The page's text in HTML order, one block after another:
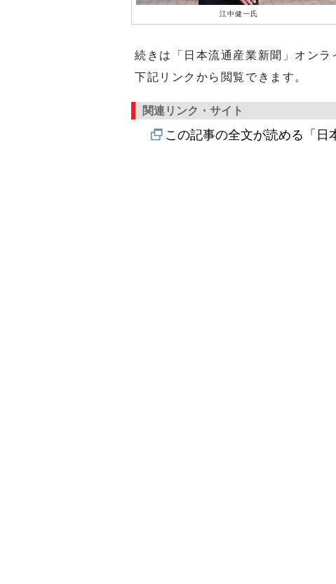
江中健一氏
続きは「日本流通産業新聞」オンラ
下記リンクから閲覧できます。
関連リンク・サイト
この記事の全文が読める「日